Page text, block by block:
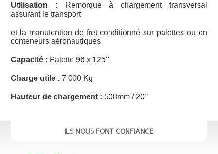
Utilisation :
Remorque à chargement transversal
assurant le transport
et la manutention de fret conditionné sur palettes ou en
conteneurs aéronautiques
Capacité : Palette 96 x 125’’
Charge utile :7 000 Kg
Hauteur de chargement :508mm / 20’’
ILS NOUS FONT CONFIANCE